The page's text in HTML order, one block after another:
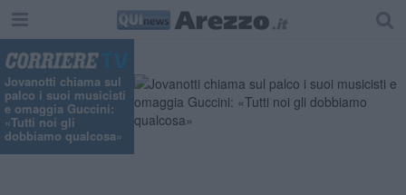
Jovanotti chiama sul
palco i suoi musicisti
e omaggia Guccini:
«Tutti noi gli
dobbiamo qualcosa»